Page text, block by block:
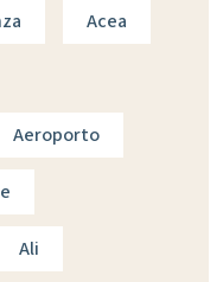
Acea
Aeroporto
Ali